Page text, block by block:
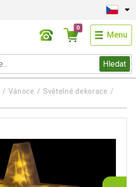
Hledat
0
Menu
Vánoce
Světelné dekorace